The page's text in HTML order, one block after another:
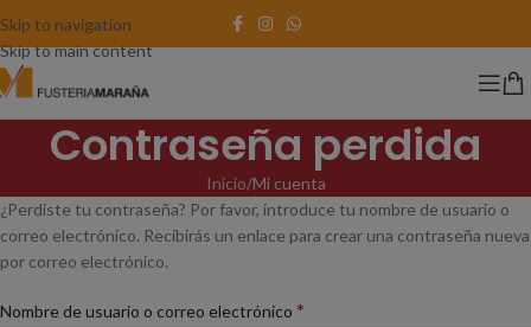
Skip to navigation
Skip to main content
Contraseña perdida
Inicio Mi cuenta
¿Perdiste tu contraseña? Por favor, introduce tu nombre de usuario o
correo electrónico. Recibirás un enlace para crear una contraseña nueva
por correo electrónico.
Nombre de usuario o correo electrónico *